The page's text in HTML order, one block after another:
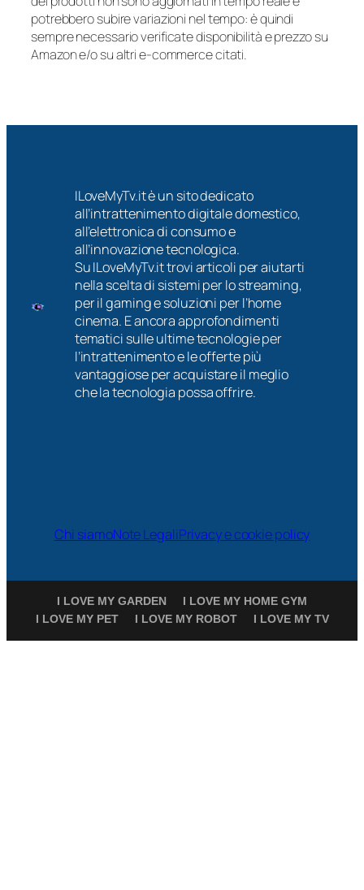
potrebbero subire variazioni nel tempo: è quindi
sempre necessario verificate disponibilità e prezzo su
Amazon e/o su altri e-commerce citati.
ILoveMyTv.it è un sito dedicato
all’intrattenimento digitale domestico,
all’elettronica di consumo e
all’innovazione tecnologica.
Su ILoveMyTv.it trovi articoli per aiutarti
nella scelta di sistemi per lo streaming,
per il gaming e soluzioni per l’home
cinema. E ancora approfondimenti
tematici sulle ultime tecnologie per
l’intrattenimento e le offerte più
vantaggiose per acquistare il meglio
che la tecnologia possa offrire.
Chi siamoNote LegaliPrivacy e cookie policy
I LOVE MY GARDEN
I LOVE MY HOME GYM
I LOVE MY PET
I LOVE MY ROBOT I LOVE MY TV